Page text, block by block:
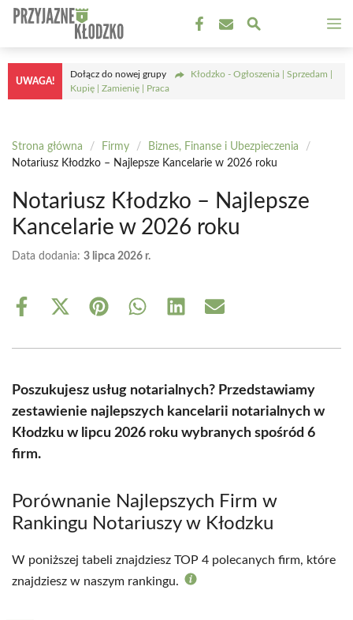
Przejdź
treści
UWAGA!
Dołącz do nowej grupy
Kłodzko - Ogłoszenia | Sprzedam |
Kupię | Zamienię | Praca
Strona główna / Firmy / Biznes, Finanse i Ubezpieczenia
/
Notariusz Kłodzko – Najlepsze Kancelarie w 2026 roku
Notariusz Kłodzko – Najlepsze
Kancelarie w 2026 roku
Data dodania: 3 lipca 2026 r.
Share
Share
(Twitter)
Share Share Share Share
Poszukujesz usług notarialnych? Przedstawiamy
zestawienie najlepszych kancelarii notarialnych w
Kłodzku w lipcu 2026 roku wybranych spośród 6
firm.
Porównanie Najlepszych Firm w
Rankingu Notariuszy w Kłodzku
W poniższej tabeli znajdziesz TOP 4 polecanych firm, które
znajdziesz w naszym rankingu.